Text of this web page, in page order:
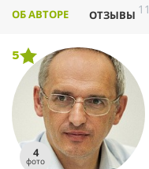
ОБ АВТОРЕ ОТЗЫВЫ 11
4
фото
5